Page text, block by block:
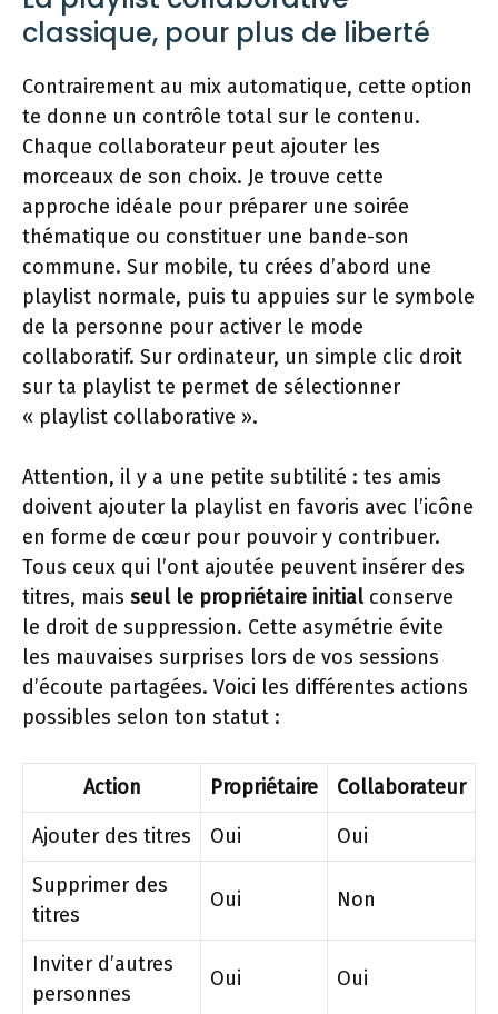
classique, pour plus de liberté
Contrairement au mix automatique, cette option
te donne un contrôle total sur le contenu.
Chaque collaborateur peut ajouter les
morceaux de son choix. Je trouve cette
approche idéale pour préparer une soirée
thématique ou constituer une bande-son
commune. Sur mobile, tu crées d’abord une
playlist normale, puis tu appuies sur le symbole
de la personne pour activer le mode
collaboratif. Sur ordinateur, un simple clic droit
sur ta playlist te permet de sélectionner
« playlist collaborative ».
Attention, il y a une petite subtilité : tes amis
doivent ajouter la playlist en favoris avec l’icône
en forme de cœur pour pouvoir y contribuer.
Tous ceux qui l’ont ajoutée peuvent insérer des
titres, mais seul le propriétaire initial conserve
le droit de suppression. Cette asymétrie évite
les mauvaises surprises lors de vos sessions
d’écoute partagées. Voici les différentes actions
possibles selon ton statut :
Action Propriétaire
Collaborateur
Ajouter des titres
Oui
Oui
Supprimer des
titres
Oui Non
Inviter d’autres
personnes
Oui Oui